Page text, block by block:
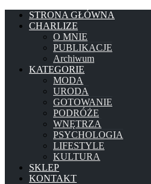
STRONA GŁÓWNA
CHARLIZE
O MNIE
PUBLIKACJE
Archiwum
KATEGORIE
MODA
URODA
GOTOWANIE
PODRÓŻE
WNĘTRZA
PSYCHOLOGIA
LIFESTYLE
KULTURA
SKLEP
KONTAKT